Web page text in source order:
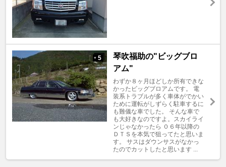
+ 5
琴吹福助の"ビッグブロ
アム"
わずか８ヶ月ほどしか所有できな
かったビッグブロアムです。 電
装系トラブルが多く車体がでかい
ために運転がしずらく駐車するに
も難儀な車でした。 そんな車で
も大好きなのですよ。スカイライ
ンじゃなかったら ０６年以降の
ＤＴＳを本気で狙ってたと思いま
す。 サスはダウンサスがなかっ
たのでカットしたと思います ...